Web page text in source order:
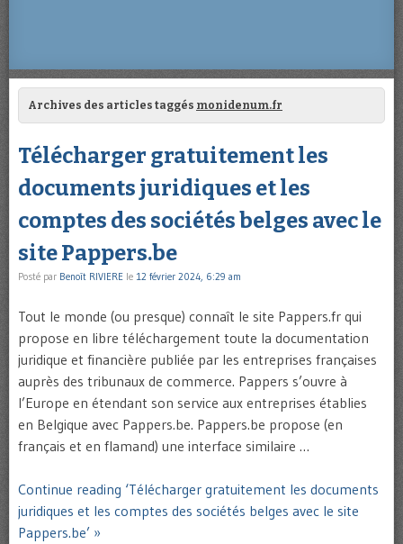
Archives des articles taggés monidenum.fr
Télécharger gratuitement les
documents juridiques et les
comptes des sociétés belges avec le
site Pappers.be
Posté par Benoît RIVIERE le 12 février 2024, 6:29 am
Tout le monde (ou presque) connaît le site Pappers.fr qui
propose en libre téléchargement toute la documentation
juridique et financière publiée par les entreprises françaises
auprès des tribunaux de commerce. Pappers s’ouvre à
l’Europe en étendant son service aux entreprises établies
en Belgique avec Pappers.be. Pappers.be propose (en
français et en flamand) une interface similaire …
Continue reading ‘Télécharger gratuitement les documents
juridiques et les comptes des sociétés belges avec le site
Pappers.be’ »